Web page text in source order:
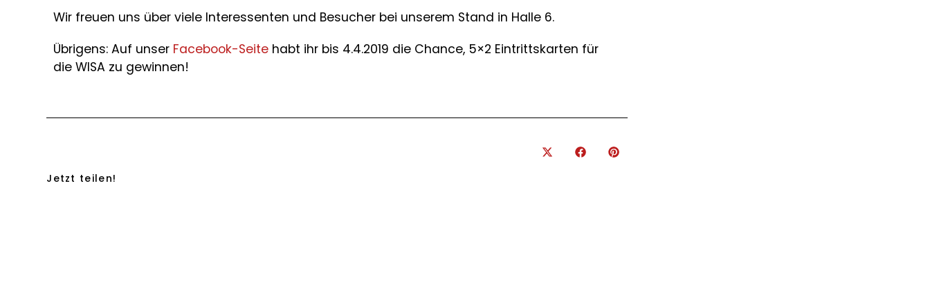
Wir freuen uns über viele Interessenten und Besucher bei unserem Stand in Halle 6.
Übrigens: Auf unser Facebook-Seite habt ihr bis 4.4.2019 die Chance, 5×2 Eintrittskarten für
die WISA zu gewinnen!
Jetzt teilen!